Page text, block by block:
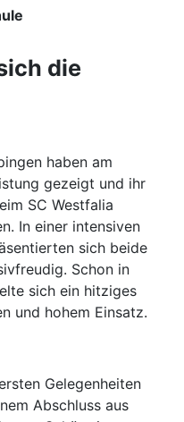
die
haben am
gezeigt und ihr
SC Westfalia
In einer intensiven
sich beide
Schon in
sich ein hitziges
und hohem Einsatz.
Gelegenheiten
Abschluss aus